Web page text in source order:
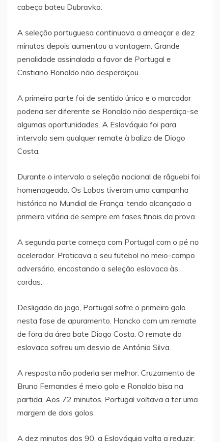
cabeça bateu Dubravka.
A seleção portuguesa continuava a ameaçar e dez
minutos depois aumentou a vantagem. Grande
penalidade assinalada a favor de Portugal e
Cristiano Ronaldo não desperdiçou.
A primeira parte foi de sentido único e o marcador
poderia ser diferente se Ronaldo não desperdiça-se
algumas oportunidades. A Eslováquia foi para
intervalo sem qualquer remate à baliza de Diogo
Costa.
Durante o intervalo a seleção nacional de râguebi foi
homenageada. Os Lobos tiveram uma campanha
histórica no Mundial de França, tendo alcançado a
primeira vitória de sempre em fases finais da prova.
A segunda parte começa com Portugal com o pé no
acelerador. Praticava o seu futebol no meio-campo
adversário, encostando a seleção eslovaca às
cordas.
Desligado do jogo, Portugal sofre o primeiro golo
nesta fase de apuramento. Hancko com um remate
de fora da área bate Diogo Costa. O remate do
eslovaco sofreu um desvio de António Silva.
A resposta não poderia ser melhor. Cruzamento de
Bruno Fernandes é meio golo e Ronaldo bisa na
partida. Aos 72 minutos, Portugal voltava a ter uma
margem de dois golos.
A dez minutos dos 90, a Eslováquia volta a reduzir.